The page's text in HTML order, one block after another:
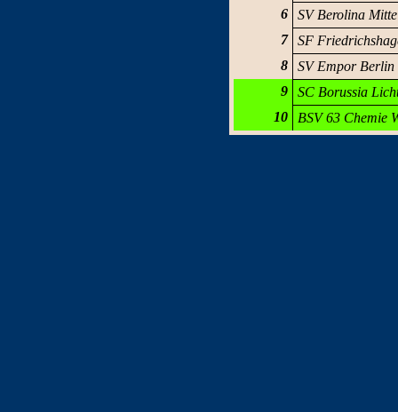
6
SV Berolina Mitte
7
SF
8
SV Empor Berlin
9
SC Borussia
10
BSV 63 Chemie